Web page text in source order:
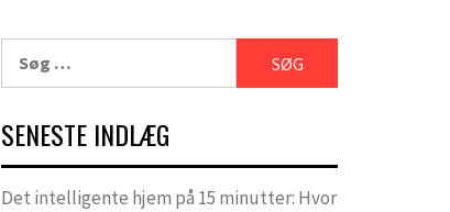
efter:
SENESTE INDLÆG
Det intelligente hjem på 15 minutter: Hvor